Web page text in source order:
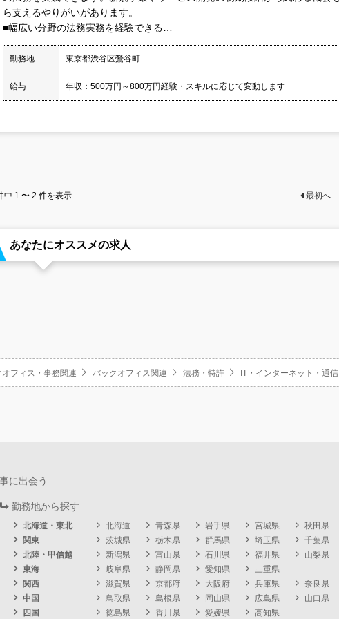
ら支えるやりがいがあります。
■幅広い分野の法務実務を経験できる…
勤務地 東京都渋谷区鶯谷町
給与 年収：500万円～800万円経験・スキルに応じて変動します
中 1 〜 2 件を表示 最初へ
あなたにオススメの求人
オフィス・事務関連 バックオフィス関連 法務・特許 IT・インターネット・通信
に出会う
勤務地から探す
北海道・東北 北海道 青森県 岩手県 宮城県 秋田県
関東
茨城県 栃木県 群馬県 埼玉県 千葉県
北陸・甲信越
新潟県 富山県 石川県 福井県 山梨県
東海
岐阜県 静岡県 愛知県
三重県
関西
滋賀県 京都府 大阪府 兵庫県 奈良県
中国
鳥取県 島根県 岡山県 広島県
山口県
四国
徳島県 香川県 愛媛県 高知県